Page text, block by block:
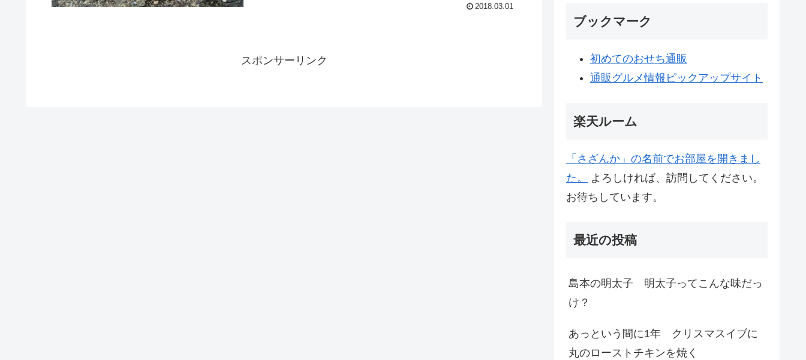
2018.03.01
スポンサーリンク
ブックマーク
初めてのおせち通販
通販グルメ情報ピックアップサイト
楽天ルーム
「さざんか」の名前でお部屋を開きまし
た。
よろしければ、訪問してください。
お待ちしています。
最近の投稿
島本の明太子 明太子ってこんな味だっ
け？
あっという間に1年 クリスマスイブに
丸のローストチキンを焼く